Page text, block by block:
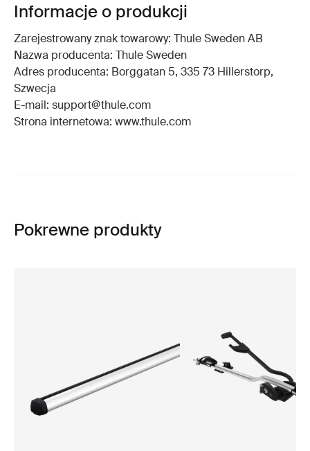
Informacje o produkcji
Zarejestrowany znak towarowy: Thule Sweden AB
Nazwa producenta: Thule Sweden
Adres producenta: Borggatan 5, 335 73 Hillerstorp,
Szwecja
E-mail: support@thule.com
Strona internetowa: www.thule.com
Pokrewne produkty